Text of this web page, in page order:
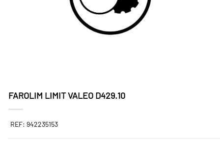
FAROLIM LIMIT VALEO D429.10
REF: 942235153